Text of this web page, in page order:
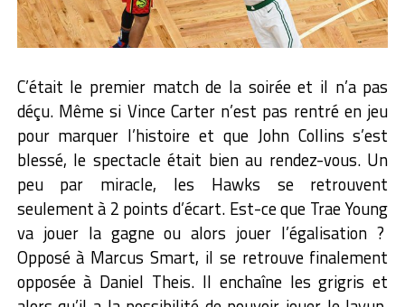
C’était le premier match de la soirée et il n’a pas
déçu. Même si Vince Carter n’est pas rentré en jeu
pour marquer l’histoire et que John Collins s’est
blessé, le spectacle était bien au rendez-vous. Un
peu par miracle, les Hawks se retrouvent
seulement à 2 points d’écart. Est-ce que Trae Young
va jouer la gagne ou alors jouer l’égalisation ?
Opposé à Marcus Smart, il se retrouve finalement
opposée à Daniel Theis. Il enchaîne les grigris et